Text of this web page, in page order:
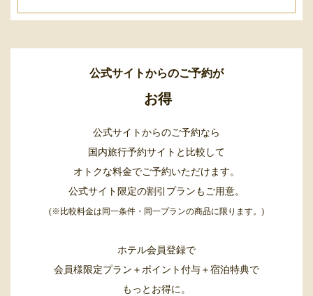
公式サイトからのご予約が
お得
公式サイトからのご予約なら
国内旅行予約サイトと比較して
オトクな料金でご予約いただけます。
公式サイト限定の割引プランもご用意。
(※比較料金は同一条件・同一プランの商品に限ります。)
ホテル会員登録で
会員様限定プラン＋ポイント付与＋宿泊特典で
もっとお得に。